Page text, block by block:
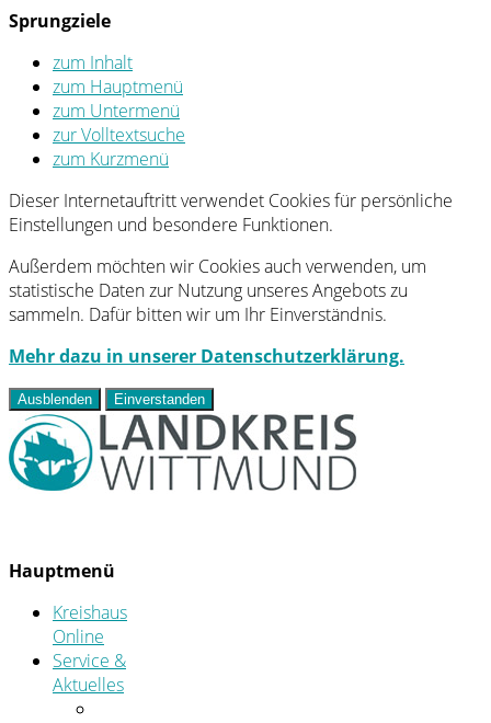
Sprungziele
zum Inhalt
zum Hauptmenü
zum Untermenü
zur Volltextsuche
zum Kurzmenü
Dieser Internetauftritt verwendet Cookies für persönliche
Einstellungen und besondere Funktionen.
Außerdem möchten wir Cookies auch verwenden, um
statistische Daten zur Nutzung unseres Angebots zu
sammeln. Dafür bitten wir um Ihr Einverständnis.
Mehr dazu in unserer Datenschutzerklärung.
Ausblenden Einverstanden
Hauptmenü
Kreishaus
Online
Service &
Aktuelles